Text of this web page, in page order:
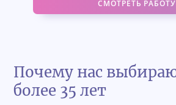
СМОТРЕТЬ РАБОТУ
Почему нас
более 35 лет